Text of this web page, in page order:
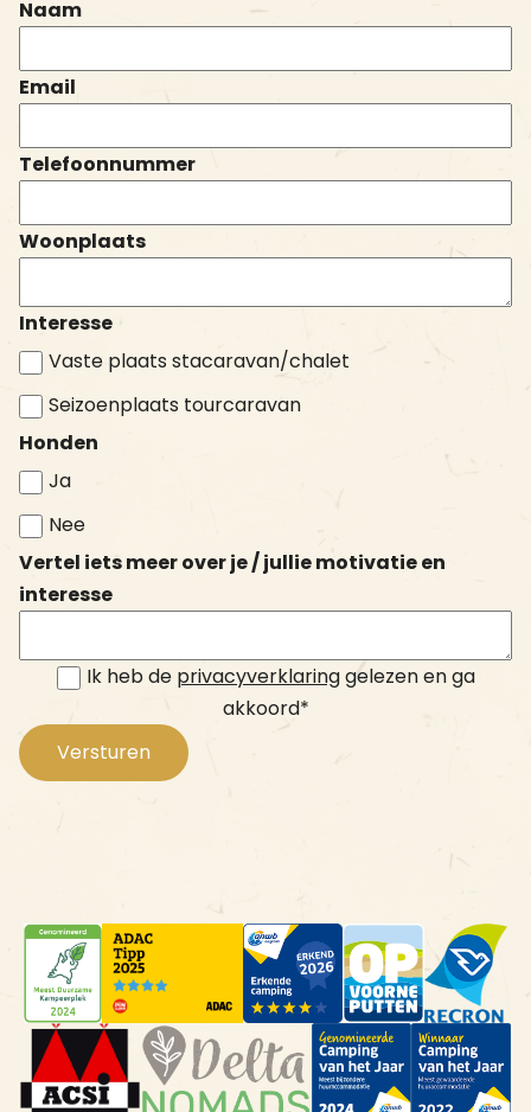
Naam
Email
Telefoonnummer
Woonplaats
Interesse
Vaste plaats stacaravan/chalet
Seizoenplaats tourcaravan
Honden
Ja
Nee
Vertel iets meer over je / jullie motivatie en
interesse
Ik heb de privacyverklaringgelezen en ga
akkoord
Versturen